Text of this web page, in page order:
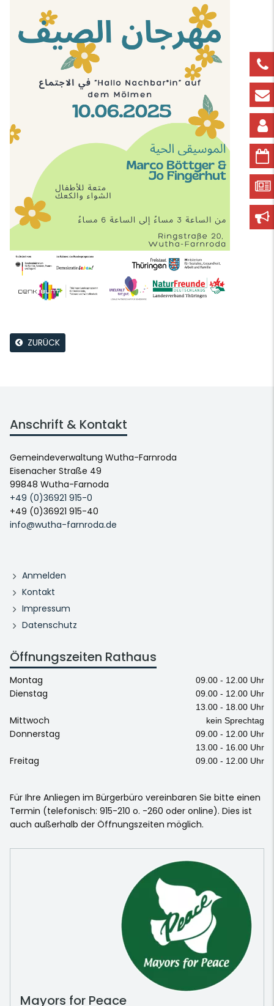
ZURÜCK
Anschrift & Kontakt
Gemeindeverwaltung Wutha-Farnroda
Eisenacher Straße 49
99848 Wutha-Farnoda
+49 (0)36921 915-0
+49 (0)36921 915-40
info@wutha-farnroda.de
Anmelden
Kontakt
Impressum
Datenschutz
Öffnungszeiten Rathaus
Montag 09.00 - 12.00 Uhr
Dienstag
09.00 - 12.00 Uhr
13.00 - 18.00 Uhr
Mittwoch kein Sprechtag
Donnerstag
09.00 - 12.00 Uhr
13.00 - 16.00 Uhr
Freitag 09.00 - 12.00 Uhr
Für Ihre Anliegen im Bürgerbüro vereinbaren Sie bitte einen
Termin (telefonisch: 915-210 o. -260 oder online). Dies ist
auch außerhalb der Öffnungszeiten möglich.
Mayors for Peace